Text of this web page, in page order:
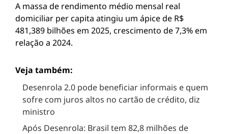
A massa de rendimento médio mensal real
domiciliar per capita atingiu um ápice de R$
481,389 bilhões em 2025, crescimento de 7,3% em
relação a 2024.
Veja também:
Desenrola 2.0 pode beneficiar informais e quem
sofre com juros altos no cartão de crédito, diz
ministro
Após Desenrola: Brasil tem 82,8 milhões de